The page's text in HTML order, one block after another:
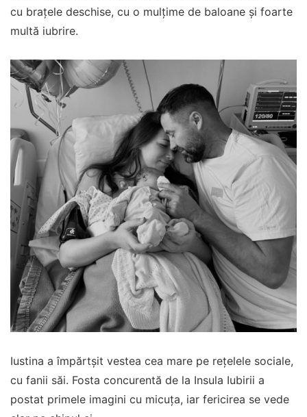
cu brațele deschise, cu o mulțime de baloane și foarte
multă iubrire.
Iustina a împărtșit vestea cea mare pe rețelele sociale,
cu fanii săi. Fosta concurentă de la Insula Iubirii a
postat primele imagini cu micuța, iar fericirea se vede